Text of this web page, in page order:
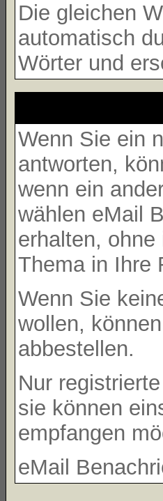
Die gleichen
automatisch
Wörter und
Wenn Sie ein
antworten,
wenn ein
wählen eMail
erhalten,
Thema in Ihre
Wenn Sie
wollen,
abbestellen.
Nur
sie können
empfangen
eMail